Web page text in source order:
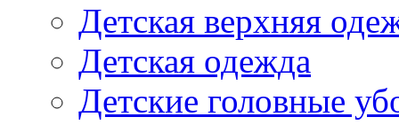
Детская верхняя
Детская одежда
Детские головные